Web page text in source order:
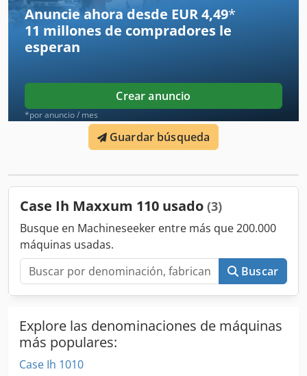
El artículo se encuentra en 49419 Wagenfeld-Ströhen,
donde debe ser recogido por el comprador. Esta oferta se
refiere exclusivamente al objeto descrito. Otros artículos
que puedan aparecer en algunas imágenes pueden
inventario: 2926-26
Anuncie ahora desde EUR 4,49*
11 millones de compradores le
esperan
Crear anuncio
*por anuncio / mes
Guardar búsqueda
Case Ih Maxxum 110 usado (3)
Busque en Machineseeker entre más que 200.000
máquinas usadas.
Buscar
Explore las denominaciones de máquinas
más populares:
Case Ih 1010